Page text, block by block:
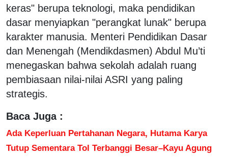
keras" berupa teknologi, maka pendidikan
dasar menyiapkan "perangkat lunak" berupa
karakter manusia. Menteri Pendidikan Dasar
dan Menengah (Mendikdasmen) Abdul Mu’ti
menegaskan bahwa sekolah adalah ruang
pembiasaan nilai-nilai ASRI yang paling
strategis.
Baca Juga :
Ada Keperluan Pertahanan Negara, Hutama Karya
Tutup Sementara Tol Terbanggi Besar–Kayu Agung